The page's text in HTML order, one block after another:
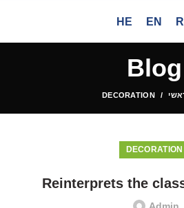
HE EN
Blog
DECORATION
DECORATION
Reinterprets the